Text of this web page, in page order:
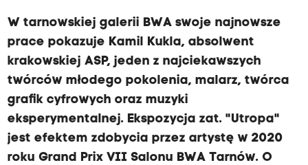
W tarnowskiej galerii BWA swoje najnowsze
prace pokazuje Kamil Kukla, absolwent
krakowskiej ASP, jeden z najciekawszych
twórców młodego pokolenia, malarz, twórca
grafik cyfrowych oraz muzyki
eksperymentalnej. Ekspozycja zat. "Utropa"
jest efektem zdobycia przez artystę w 2020
roku Grand Prix VII Salonu BWA Tarnów. O